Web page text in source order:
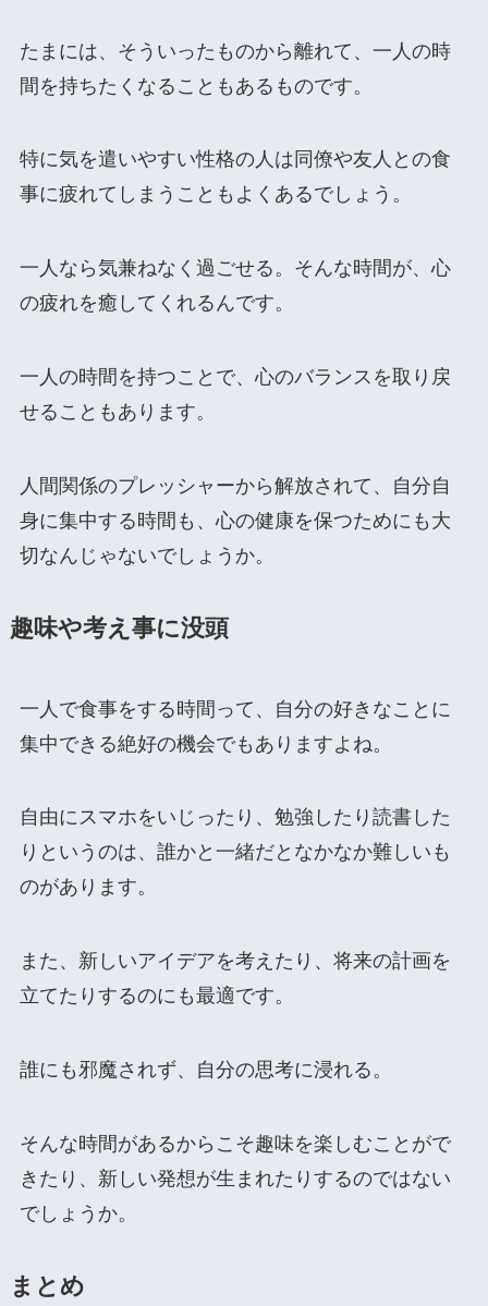
たまには、そういったものから離れて、一人の時
間を持ちたくなることもあるものです。
特に気を遣いやすい性格の人は同僚や友人との食
事に疲れてしまうこともよくあるでしょう。
一人なら気兼ねなく過ごせる。そんな時間が、心
の疲れを癒してくれるんです。
一人の時間を持つことで、心のバランスを取り戻
せることもあります。
人間関係のプレッシャーから解放されて、自分自
身に集中する時間も、心の健康を保つためにも大
切なんじゃないでしょうか。
趣味や考え事に没頭
一人で食事をする時間って、自分の好きなことに
集中できる絶好の機会でもありますよね。
自由にスマホをいじったり、勉強したり読書した
りというのは、誰かと一緒だとなかなか難しいも
のがあります。
また、新しいアイデアを考えたり、将来の計画を
立てたりするのにも最適です。
誰にも邪魔されず、自分の思考に浸れる。
そんな時間があるからこそ趣味を楽しむことがで
きたり、新しい発想が生まれたりするのではない
でしょうか。
まとめ